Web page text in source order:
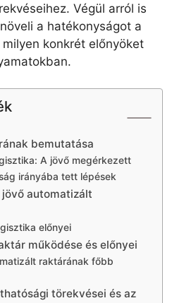
Végül arról is
a hatékonyságot a
konkrét előnyöket
bemutatása
A jövő megérkezett
irányába tett lépések
automatizált
előnyei
működése és előnyei
raktárának főbb
törekvései és az